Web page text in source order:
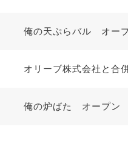
俺の天ぷらバル オー
オリーブ株式会社と合
俺の炉ばた オープン